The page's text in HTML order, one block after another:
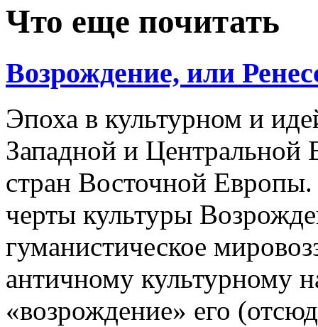
Что еще почитать
Возрождение, или
Эпоха в культурном и
Западной и Центральной
стран Восточной
черты культуры
гуманистическое
античному культурному
«возрождение» его